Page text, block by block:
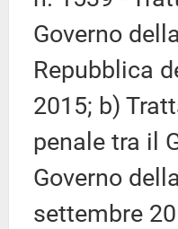
Governo
Repubblica
2015; b)
penale tra il
Governo
settembre